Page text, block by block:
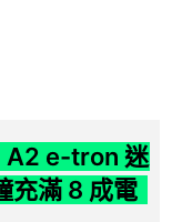
e-tron 迷
滿 8 成電